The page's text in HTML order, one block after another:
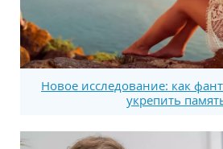
Новое исследование: как
укрепить